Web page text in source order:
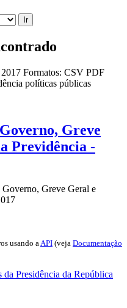
Ir
Formatos: CSV PDF
políticas públicas
Greve
Previdência -
Greve Geral e
usando a API (veja Documentação
Presidência da República